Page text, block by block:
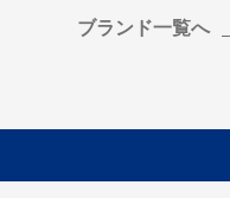
ブランド一覧へ